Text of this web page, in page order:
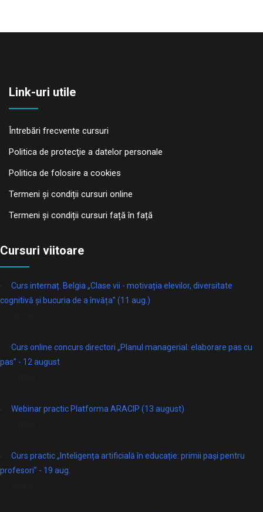
Link-uri utile
Întrebări frecvente cursuri
Politica de protecţie a datelor personale
Politica de folosire a cookies
Termeni și condiții cursuri online
Termeni și condiții cursuri față în față
Cursuri viitoare
Curs internaț. Belgia „Clase vii - motivația elevilor, diversitate
cognitivă și bucuria de a învăța” (11 aug.)
Curs online concurs directori „Planul managerial: elaborare pas cu
pas” - 12 august
Webinar practic Platforma ARACIP (13 august)
Curs practic „Inteligența artificială în educație: primii pași pentru
profesori” - 19 aug.